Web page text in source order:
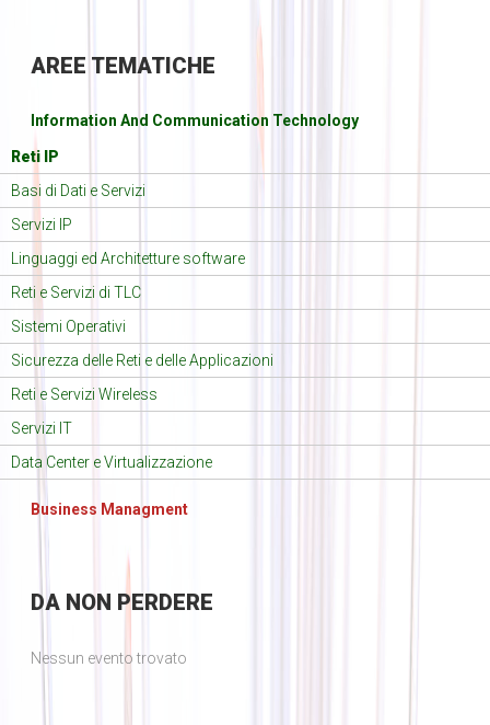
AREE TEMATICHE
Information And Communication Technology
Reti IP
Basi di Dati e Servizi
Servizi IP
Linguaggi ed Architetture software
Reti e Servizi di TLC
Sistemi Operativi
Sicurezza delle Reti e delle Applicazioni
Reti e Servizi Wireless
Servizi IT
Data Center e Virtualizzazione
Business Managment
DANON PERDERE
Nessun evento trovato